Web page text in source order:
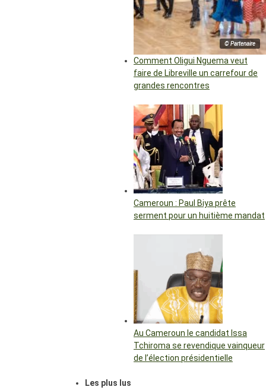
© Partenaire
Comment Oligui Nguema veut
faire de Libreville un carrefour de
grandes rencontres
Cameroun : Paul Biya prête
serment pour un huitième mandat
Au Cameroun le candidat Issa
Tchiroma se revendique vainqueur
de l’élection présidentielle
Les plus lus